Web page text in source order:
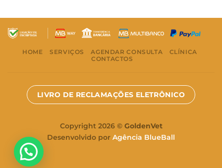
HOME SERVIÇOS AGENDAR CONSULTA
CLÍNICA
CONTACTOS
LIVRO DE RECLAMAÇÕES ELETRÔNICO
Copyright 2026 © GoldenVet
Desenvolvido por Agência BlueBall